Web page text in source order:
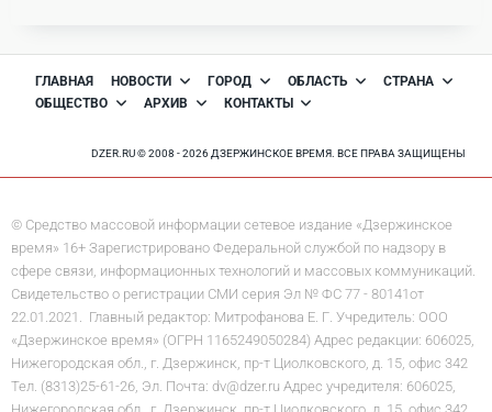
ГЛАВНАЯ НОВОСТИ ГОРОД ОБЛАСТЬ
СТРАНА
ОБЩЕСТВО
АРХИВ КОНТАКТЫ
DZER.RU © 2008 - 2026 ДЗЕРЖИНСКОЕ ВРЕМЯ. ВСЕ ПРАВА ЗАЩИЩЕНЫ
© Средство массовой информации сетевое издание «Дзержинское
время» 16+ Зарегистрировано Федеральной службой по надзору в
сфере связи, информационных технологий и массовых коммуникаций.
Свидетельство о регистрации СМИ серия Эл № ФС 77 - 80141от
22.01.2021. Главный редактор: Митрофанова Е. Г. Учредитель: ООО
«Дзержинское время» (ОГРН 1165249050284) Адрес редакции: 606025,
Нижегородская обл., г. Дзержинск, пр-т Циолковского, д. 15, офис 342
Тел. (8313)25-61-26, Эл. Почта: dv@dzer.ru Адрес учредителя: 606025,